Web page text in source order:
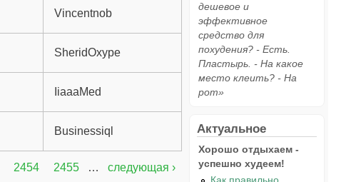
Vincentnob
SheridOxype
IiaaaMed
Businessiql
2454 2455 …
следующая ›
дешевое и
эффективное
средство для
похудения? - Есть.
Пластырь. - На какое
место клеить? - На
рот»
Актуальное
Хорошо отдыхаем -
успешно худеем!